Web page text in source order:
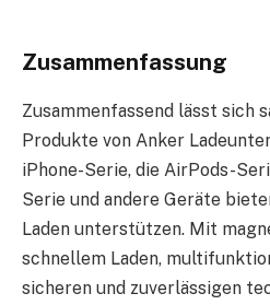
Zusammenfassung
Zusammenfassend lässt sich
Produkte von Anker
iPhone-Serie, die AirPods-
Serie und andere Geräte
Laden unterstützen. Mit
schnellem Laden,
sicheren und zuverlässigen